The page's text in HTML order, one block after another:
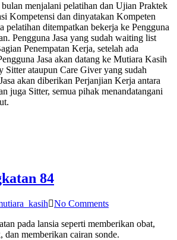
menjalani pelatihan dan Ujian Praktek
Kompetensi dan dinyatakan Kompeten
pelatihan ditempatkan bekerja ke Pengguna
Pengguna Jasa yang sudah waiting list
Penempatan Kerja, setelah ada
Jasa akan datang ke Mutiara Kasih
Sitter ataupun Care Giver yang sudah
akan diberikan Perjanjian Kerja antara
juga Sitter, semua pihak menandatangani
84
No Comments
pada lansia seperti memberikan obat,
dan memberikan cairan sonde.